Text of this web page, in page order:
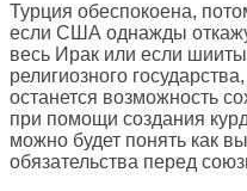
Турция обеспокоена,
если США однажды
весь Ирак или если
религиозного
останется возможность
при помощи создания
можно будет понять как
обязательства перед